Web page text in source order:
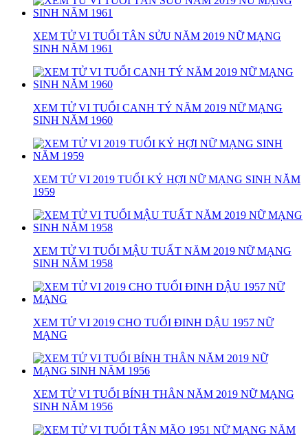
XEM TỬ VI TUỔI TÂN SỬU NĂM 2019 NỮ MẠNG
SINH NĂM 1961
XEM TỬ VI TUỔI CANH TÝ NĂM 2019 NỮ MẠNG
SINH NĂM 1960
XEM TỬ VI 2019 TUỔI KỶ HỢI NỮ MẠNG SINH NĂM
1959
XEM TỬ VI TUỔI MẬU TUẤT NĂM 2019 NỮ MẠNG
SINH NĂM 1958
XEM TỬ VI 2019 CHO TUỔI ĐINH DẬU 1957 NỮ
MẠNG
XEM TỬ VI TUỔI BÍNH THÂN NĂM 2019 NỮ MẠNG
SINH NĂM 1956